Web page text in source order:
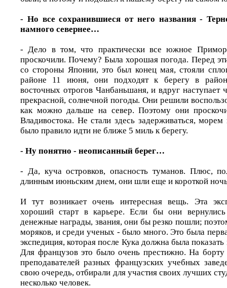
- Но все сохранившиеся от него названия -
намного севернее…
- Дело в том, что практически все южное
проскочили. Почему? Была хорошая погода. Перед
со стороны Японии, это был конец мая, стояли
районе 11 июня, они подходят к берегу в
восточных отрогов Чанбаньшаня, и вдруг наступает
прекрасной, солнечной погоды. Они решили
как можно дальше на север. Поэтому они
Владивостока. Не стали здесь задерживаться,
было правило идти не ближе 5 миль к берегу.
- Ну понятно - неописанный берег…
- Да, куча островков, опасность туманов. Плюс,
длинным июньским днем, они шли еще и короткой
И тут возникает очень интересная вещь. Эта
хороший старт в карьере. Если бы они
денежные награды, звания, они бы резко пошли;
моряков, и среди ученых - было много. Это была
экспедиция, которая после Кука должна была
Для французов это было очень престижно. На
преподавателей разных французских учебных
свою очередь, отбирали для участия своих лучших
несколько человек.